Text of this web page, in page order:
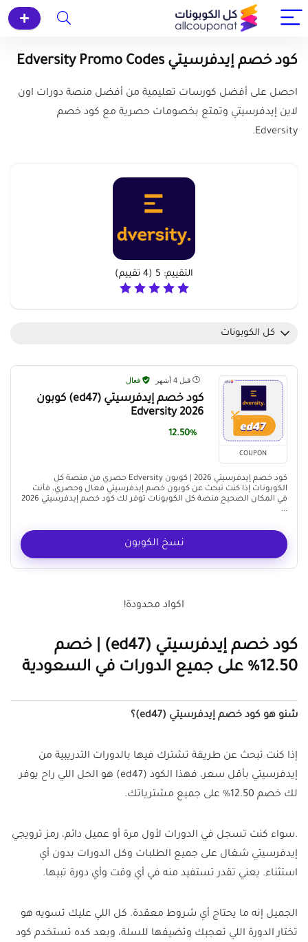
كود خصم إيدفرسيتي Edversity Promo Codes
احصل على أفضل كورسات تعليمية من أفضل منصة دورات اون
لاين إيدفرسيتي وتمتع بخصومات حصرية مع كود خصم
Edversity.
التقييم: 5
(
4 تقييم)
كل الكوبونات
COUPON
قبل 4 أشهر فعال
كود خصم إيدفرسيتي (ed47) كوبون
Edversity 2026
12.50%
كود خصم إيدفرسيتي 2026 | كوبون Edversity حصري من منصة كل
الكوبونات إذا كنت تبحث عن كوبون خصم إيدفرسيتي فعال وحصري، فأنت
في المكان الصحيح منصة كل الكوبونات توفر لك كود خصم إيدفرسيتي 2026
...
نسخ الكوبون
اكواد محدودة!
كود خصم إيدفرسيتي (ed47) | خصم
12.50% على جميع الدورات في السعودية
شنو هو كود خصم إيدفرسيتي (ed47)؟
إذا كنت تبحث عن طريقة تشترك فيها بالدورات التدريبية من
إيدفرسيتي بأقل سعر، فهذا الكود (ed47) هو الحل اللي راح يوفر
لك خصم 12.50% على جميع مشترياتك.
.سواء كنت تسجل في الدورات لأول مرة أو عميل دائم، رمز ترويجي
إيدفرسيتي شغال على جميع الطلبات وكل الدورات بدون أي
استثناء. يعني تقدر تستفيد منه في أي وقت وأي دورة تبيها.
الجميل إنه ما يحتاج أي شروط معقدة. كل اللي عليك تسويه هو
تختار الدورة اللي تعجبك وتضيفها للسلة، وبعد كده تستخدم كود